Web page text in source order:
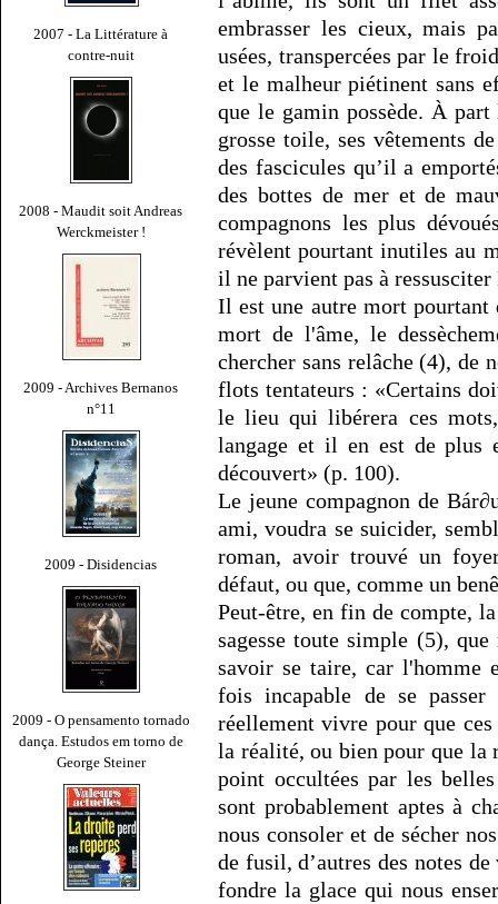
2007 - La Littérature à
contre-nuit
2008 - Maudit soit Andreas
Werckmeister !
2009 - Archives Bernanos
n°11
2009 - Disidencias
2009 - O pensamento tornado
dança. Estudos em torno de
George Steiner
embrasser les cieux, mais
usées, transpercées par le
et le malheur piétinent sans
que le gamin possède. À
grosse toile, ses vêtements
des fascicules qu’il a
des bottes de mer et de
compagnons les plus
révèlent pourtant inutiles au
il ne parvient pas à
Il est une autre mort
mort de l'âme, le
chercher sans relâche (4), de
flots tentateurs : «Certains
le lieu qui libérera ces
langage et il en est de plus
découvert» (p. 100).
Le jeune compagnon de
ami, voudra se suicider,
roman, avoir trouvé un
défaut, ou que, comme un
Peut-être, en fin de compte,
sagesse toute simple (5),
savoir se taire, car l'homme
fois incapable de se
réellement vivre pour que
la réalité, ou bien pour que la
point occultées par les
sont probablement aptes à
nous consoler et de sécher
de fusil, d’autres des notes
fondre la glace qui nous